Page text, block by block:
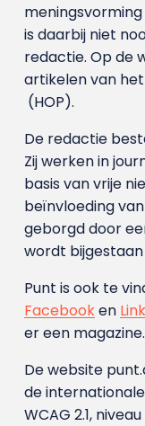
is daarbij niet
redactie. Op de
artikelen van het
(HOP).
De redactie
Zij werken in
basis van vrije
beïnvloeding
geborgd door
wordt
Punt is ook te
Facebooken
er een magazine.
De website
de
WCAG 2.1,